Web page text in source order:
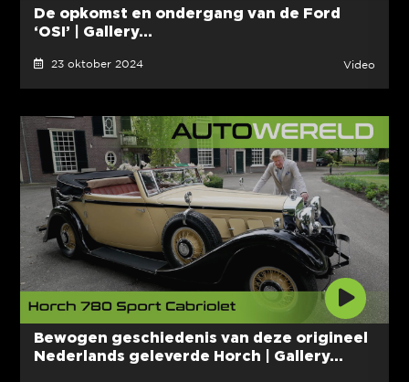
De opkomst en ondergang van de Ford
‘OSI’ | Gallery...
23 oktober 2024 Video
Bewogen geschiedenis van deze origineel
Nederlands geleverde Horch | Gallery...